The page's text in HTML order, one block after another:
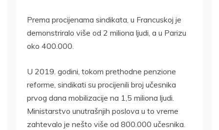
Prema procijenama sindikata, u Francuskoj je
demonstriralo više od 2 miliona ljudi, a u Parizu
oko 400.000.
U 2019. godini, tokom prethodne penzione
reforme, sindikati su procijenili broj učesnika
prvog dana mobilizacije na 1,5 miliona ljudi.
Ministarstvo unutrašnjih poslova u to vreme
zahtevalo je nešto više od 800.000 učesnika.